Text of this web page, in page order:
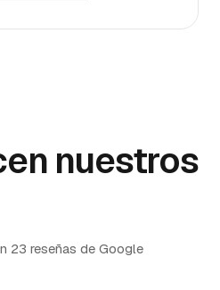
nuestros
23 reseñas de Google